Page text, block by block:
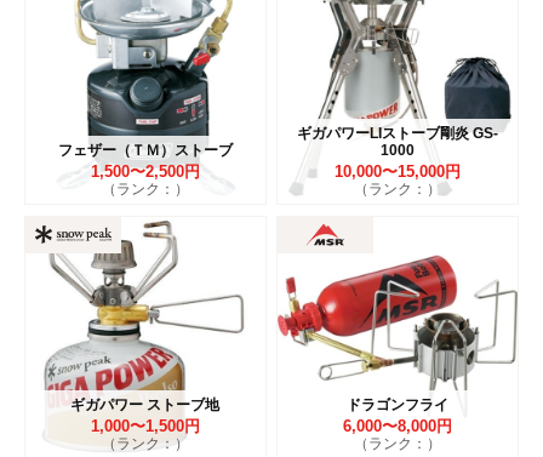
フェザー（ＴＭ）ストーブ
1,500〜2,500円
（ランク：）
ギガパワーLIストーブ剛炎 GS-
1000
10,000〜15,000円
（ランク：）
ギガパワー ストーブ地
1,000〜1,500円
（ランク：）
ドラゴンフライ
6,000〜8,000円
（ランク：）